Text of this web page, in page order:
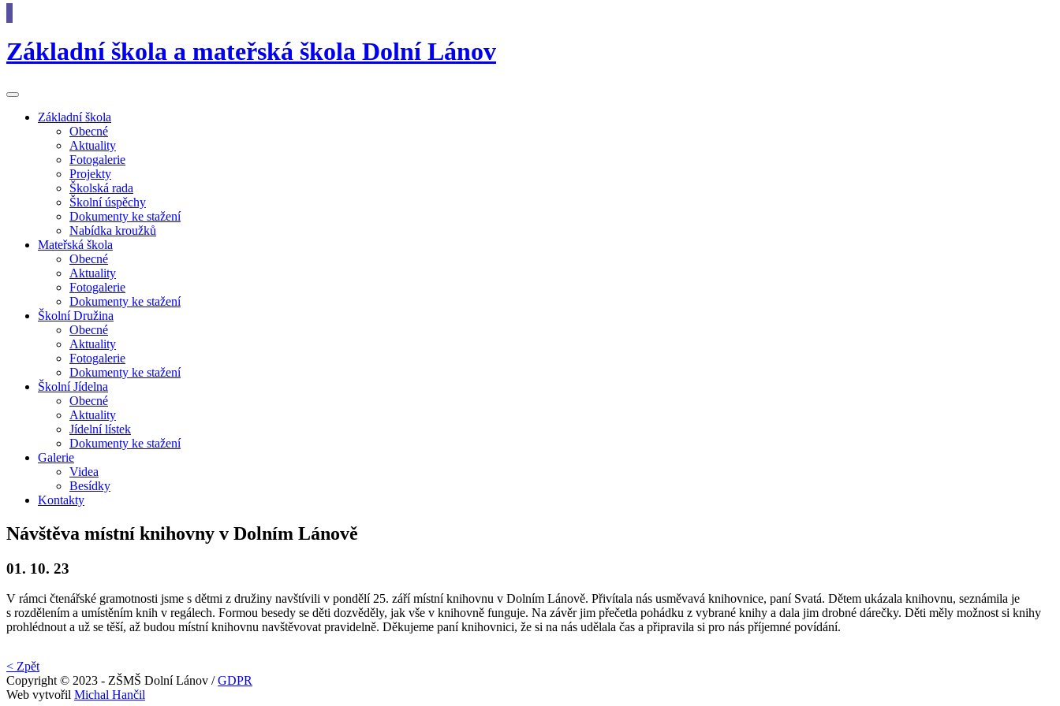
Základní škola a mateřská škola Dolní Lánov
Základníškola
Obecné
Aktuality
Fotogalerie
Projekty
Školská rada
Školní úspěchy
Dokumenty ke stažení
Nabídka kroužků
Mateřská škola
Obecné
Aktuality
Fotogalerie
Dokumenty ke stažení
ŠkolníDružina
Obecné
Aktuality
Fotogalerie
Dokumenty ke stažení
ŠkolníJídelna
Obecné
Aktuality
Jídelní lístek
Dokumenty ke stažení
Galerie
Videa
Besídky
Kontakty
Návštěva místní knihovny v Dolním Lánově
01. 10. 23
V rámci čtenářské gramotnosti jsme s dětmi z družiny navštívili v pondělí 25. září místní knihovnu v Dolním Lánově. Přivítala nás usměvavá knihovnice, paní Svatá. Dětem ukázala knihovnu, seznámila je
s rozdělením a umístěním knih v regálech. Formou besedy se děti dozvěděly, jak vše v knihovně funguje. Na závěr jim přečetla pohádku z vybrané knihy a dala jim drobné dárečky. Děti měly možnost si knihy
prohlédnout a už se těší, až budou místní knihovnu navštěvovat pravidelně. Děkujeme paní knihovnici, že si na nás udělala čas a připravila si pro nás příjemné povídání.
< Zpět
Copyright © 2023 - ZŠMŠ Dolní Lánov /GDPR
Web vytvořil Michal Hančil